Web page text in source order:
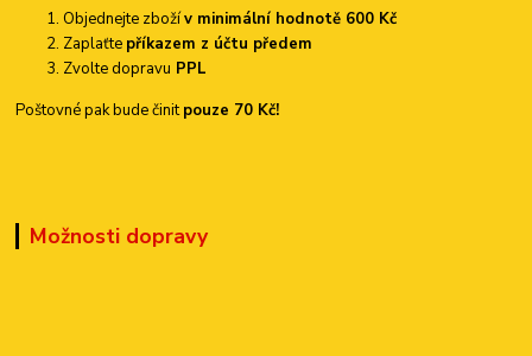
Objednejte zbožív minimální hodnotě 600 Kč
Zaplaťte příkazem z účtu předem
Zvolte dopravu PPL
Poštovné pak bude činitpouze 70 Kč!
Možnosti dopravy